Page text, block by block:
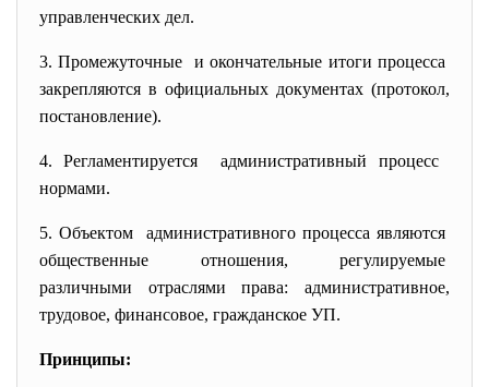
управленческих дел.
3. Промежуточные и окончательные итоги процесса
закрепляются в официальных документах (протокол,
постановление).
4. Регламентируется административный процесс
нормами.
5. Объектом административного процесса являются
общественные отношения, регулируемые
различными отраслями права: административное,
трудовое, финансовое, гражданское УП.
Принципы: